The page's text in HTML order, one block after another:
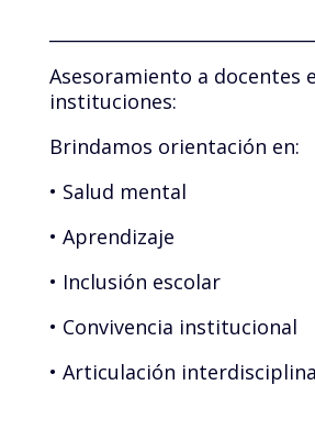
Asesoramiento a docentes e
instituciones:
Brindamos orientación en:
• Salud mental
• Aprendizaje
• Inclusión escolar
• Convivencia institucional
• Articulación